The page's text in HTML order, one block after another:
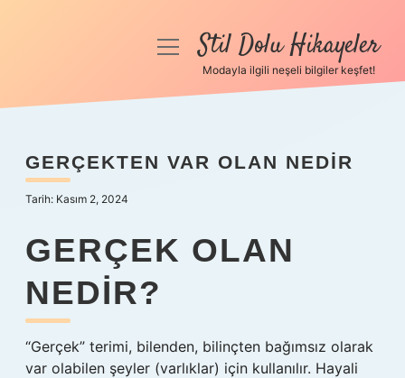
Anasayfa
Yasal Uyarı
menüyüStil Dolu Hikayeler
Modayla ilgili neşeli bilgiler keşfet!
GERÇEKTEN VAR OLAN NEDIR
Tarih: Kasım 2, 2024
GERÇEK OLAN
NEDIR?
“Gerçek” terimi, bilenden, bilinçten bağımsız olarak
var olabilen şeyler (varlıklar) için kullanılır. Hayali